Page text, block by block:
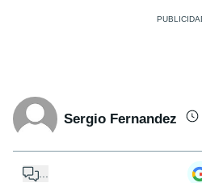
Sergio Fernandez
...